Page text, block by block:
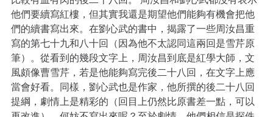
他們要續寫紅樓，但其實我還是期望他們能夠有機會把他
們的續書寫出來。在劉心武的書中，揭露了一些周汝昌重
寫的第七十九和八十回（因為他不太認同這兩回是雪芹原
筆）。從看到的幾段文字上，周汝昌到底是紅學大師，文
風頗像曹雪芹，若是他能夠寫完後二十八回，在文字上應
當會好看。同樣，劉心武也是作家，他所撰的後二十八回
提綱，劇情上是精彩的（回目上仍然比原書差一點，可以